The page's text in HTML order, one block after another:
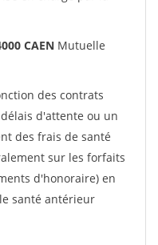
CAEN Mutuelle
des contrats
d'attente ou un
des frais de santé
sur les forfaits
d'honoraire) en
santé antérieur